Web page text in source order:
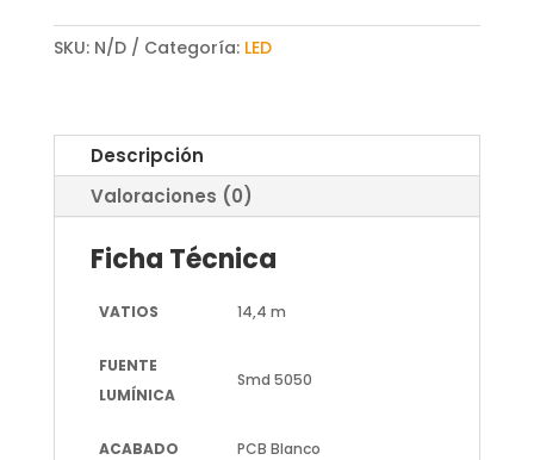
12V
Dc
60
Led/m
cantidad
SKU: N/D Categoría: LED
Descripción
Valoraciones (0)
Ficha Técnica
VATIOS 14,4 m
FUENTE
LUMÍNICA
Smd 5050
ACABADO PCB Blanco